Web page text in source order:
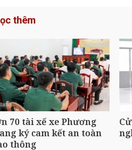
thêm
70 tài xế xe Phương
ký cam kết an toàn
thông